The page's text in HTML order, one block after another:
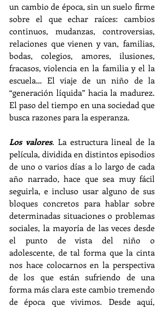
un cambio de época, sin un suelo firme
sobre el que echar raíces: cambios
continuos, mudanzas, controversias,
relaciones que vienen y van, familias,
bodas, colegios, amores, ilusiones,
fracasos, violencia en la familia y el la
escuela… El viaje de un niño de la
“generación líquida” hacia la madurez.
El paso del tiempo en una sociedad que
busca razones para la esperanza.
Los valores. La estructura lineal de la
película, dividida en distintos episodios
de uno o varios días a lo largo de cada
año narrado, hace que sea muy fácil
seguirla, e incluso usar alguno de sus
bloques concretos para hablar sobre
determinadas situaciones o problemas
sociales, la mayoría de las veces desde
el punto de vista del niño o
adolescente, de tal forma que la cinta
nos hace colocarnos en la perspectiva
de los que están sufriendo de una
forma más clara este cambio tremendo
de época que vivimos. Desde aquí,